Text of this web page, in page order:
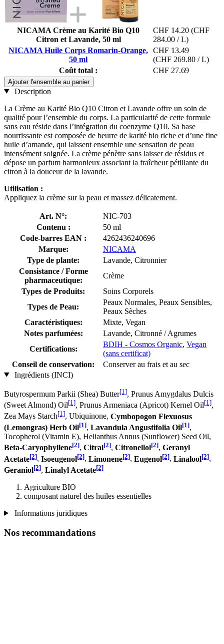
NICAMA Crème au Karité Bio Q10
Citron et Lavande, 50 ml
CHF 14.20 (CHF
284.00 / L)
NICAMA Huile Corps Romarin-Orange,
50 ml
CHF 13.49
(CHF 269.80 / L)
Coût total :
CHF 27.69
Ajouter l'ensemble au panier
Description
La Crème au Karité Bio Q10 Citron et Lavande offre un soin de
qualité pour l’ensemble du corps. La particularité de cette formule
sans eau réside dans l’intégration du coenzyme Q10. Sa base
nourrissante est composée de beurre de karité bio riche et d’une fine
huile d’amande, qui laissent ensemble une sensation de peau
intensément soignée. La crème pénètre sans laisser de résidus et
dépose un parfum harmonieux associant la fraîcheur pétillante du
citron à la douceur de la lavande.
Utilisation :
Appliquez la crème sur la peau et massez délicatement.
Art. N°:
NIC-703
Contenu :
50 ml
Code-barres EAN :
4262436240696
Marque:
NICAMA
Type de plante:
Lavande, Citronnier
Consistance / Forme
pharmaceutique:
Crème
Types de Produits:
Soins Corporels
Types de Peau:
Peaux Normales, Peaux Sensibles,
Peaux Sèches
Caractéristiques:
Mixte, Vegan
Notes parfumées:
Lavande, Citronné / Agrumes
Certifications:
BDIH - Cosmos Organic, Vegan
(sans certificat)
Conseil de conservation:
Conserver au frais et au sec
Ingrédients (INCI)
Butyrospermum Parkii (Shea) Butter[1], Prunus Amygdalus Dulcis
(Sweet Almond) Oil[1], Prunus Armeniaca (Apricot) Kernel Oil[1],
Zea Mays Starch[1], Ubiquinone, Cymbopogon Flexuosus
(Lemongras) Herb Oil[1], Lavandula Angustifolia Oil[1],
Tocopherol (Vitamin E), Helianthus Annus (Sunflower) Seed Oil,
Beta-Caryophyllene[2], Citral[2], Citronellol[2], Geranyl
Acetate[2], Isoeugenol[2], Limonene[2], Eugenol[2], Linalool[2],
Geraniol[2], Linalyl Acetate[2]
Agriculture BIO
composant naturel des huiles essentielles
Informations juridiques
Nos recommandations